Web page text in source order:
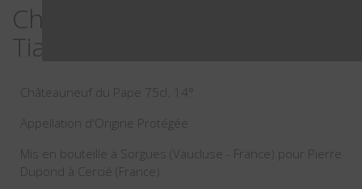
Châteauneuf du Pape "la
Tiare" 2016 75cl
Châteauneuf du Pape 75cl. 14°
Appellation d'Origine Protégée
Mis en bouteille à Sorgues (Vaucluse - France) pour Pierre
Dupond à Cercié (France)